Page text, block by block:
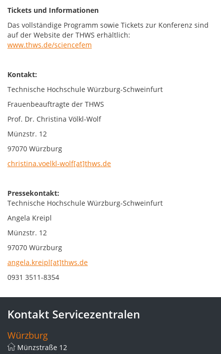
Tickets und Informationen
Das vollständige Programm sowie Tickets zur Konferenz sind
auf der Website der THWS erhältlich:
www.thws.de/sciencefem
Kontakt:
Technische Hochschule Würzburg-Schweinfurt
Frauenbeauftragte der THWS
Prof. Dr. Christina Völkl-Wolf
Münzstr. 12
97070 Würzburg
christina.voelkl-wolf[at]thws.de
Pressekontakt:
Technische Hochschule Würzburg-Schweinfurt
Angela Kreipl
Münzstr. 12
97070 Würzburg
angela.kreipl[at]thws.de
0931 3511-8354
Kontakt Servicezentralen
Würzburg
Münzstraße 12